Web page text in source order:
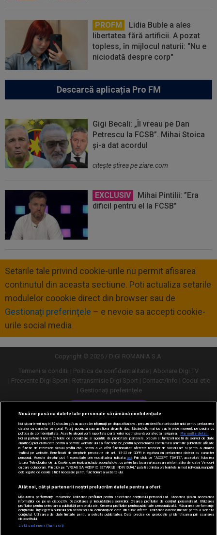
PROFM
Lidia Buble a ales
libertatea fără artificii. A pozat
topless, în mijlocul naturii: "Nu e
niciodată despre corp"
Descarcă aplicația Pro FM
Gigi Becali: „Îl vreau pe Dan
Petrescu la FCSB”. Mihai Stoica
și-a dat acordul
citeşte ştirea pe ziare.com
EXCLUSIV
Mihai Pintilii: ”Era
dificil pentru el la FCSB”
Setarile tale privind cookie-urile nu permit afisarea
continutul din aceasta sectiune. Poti actualiza setarile
modulelor coookie direct din browser sau de
Gestionați preferințele – e nevoie sa accepti cookie-
urile social media
Copyright © 2026 / DIGI ROMANIA S.A.
Termeni si conditii
Politica de confidentialitate
Abonare Digi TV
Frecvente Digi Sport
Retransmisie Digi Sport Contact/Info
Codul etic
Gestionați preferințele
Versiune desktop
Nouă ne pasă ca datele tale personale să rămână confidențiale
Noi și partenerii noștri30stocăm și/sau accesăm informații pe dispozitivul dvs., precum identificatorii cookie unici pentru prelucrarea
datelor cu caracter personal. Puteți accepta sau gestiona alegerile dvs. făcând clic mai jos sau în orice moment, pe pagina cu
politica de confidențialitate. Aceste alegeri vor fi raportate partenerilor noștri și nu vă vor afecta navigarea.
Mai multe detalii
Noi si partenerii nostri (retelele de socializare si agentiile de publicitate partenere, precum si furnizorii nostri de servicii de date
analitice) prelucram date pentru a permite website-ului sa functioneze, pentru a personaliza continutul si anunturile publicitare afisate
in functie de interesele si/sau profilul dvs., pentru a va oferi functionalitati aferente retelelor de socializare si pentru a analiza
traficul pe website. Beneficiati de drepturile prevazute de art. 15-22 din GDPR in legatura cu prelucrarea datelor cu caracter
personal. Aceste drepturi pot fi exercitate prin modalitatea indicata aici. Prin click pe “ACCEPT TOATE”, acceptati folosirea
tuturor Tehnologiilor de tip Cookie, care implica inclusiv acceptul dvs. cu privire la stocarea/accesarea informatiilor de catre Vendor-ii
cu care colaboram. Prin click pe “VREAU SA MODIFIC SETARILE INDIVIDUAL” puteti schimba preferintele in mod individual, mai putin
cele legate de cookie strict necesare pentru functionarea website-ului.
Atât noi, cât și partenerii noștri prelucrăm datele pentru a oferi:
Măsurarea performanței reclamelor. Utilizarea profilurilor pentru selectarea conținutului personalizat. Stocarea și/sau accesarea
informațiilor de pe un dispozitiv. Dezvoltarea și îmbunătățirea serviciilor. Crearea profilurilor de conținut personalizat. Utilizarea
profilurilor pentru selectarea publicității personalizate. Crearea profilurilor pentru publicitate personalizată. Măsurarea performanței
conținutului. Înțelegerea publicului prin statistici sau combinații de date din surse diferite. Utilizarea datelor limitate pentru a selecta
conținutul. Utilizarea de date limitate pentru a selecta publicitatea. Date precise de geolocație și identificarea prin scanarea
dispozitivului.
Listă parteneri (furnizori)